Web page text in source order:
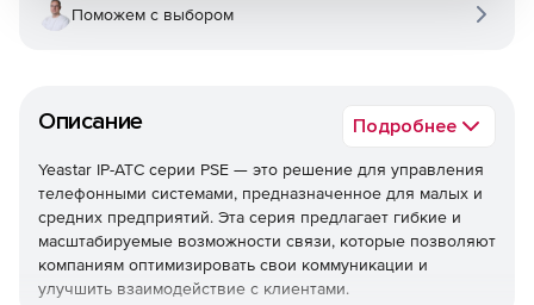
Описание Подробнее
Yeastar IP-АТС серии PSE — это решение для управления
телефонными системами, предназначенное для малых и
средних предприятий. Эта серия предлагает гибкие и
масштабируемые возможности связи, которые позволяют
компаниям оптимизировать свои коммуникации и
улучшить взаимодействие с клиентами.
Поможем с выбором